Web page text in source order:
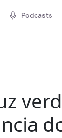
Podcasts